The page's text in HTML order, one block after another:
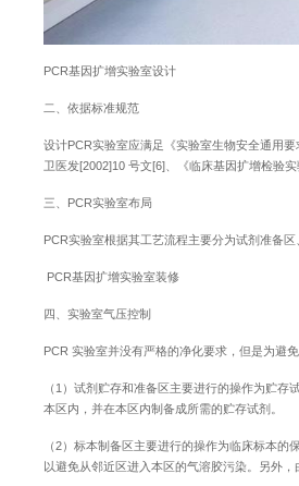
PCR基因扩增实验室设计
二、依据标准规范
设计PCR实验室应满足《实验室生物安全通用
卫医发[2002]10 号文[6]、《临床基因扩增检验
三、PCR实验室布局
PCR实验室根据其工艺流程主要分为试剂准备
PCR基因扩增实验室装修
四、实验室气压控制
PCR 实验室并没有严格的净化要求，但是为避
（1）试剂贮存和准备区主要进行的操作为贮
本区内，并在本区内制备成所需的贮存试剂。
（2）标本制备区主要进行的操作为临床标本
以避免从邻近区进入本区的气溶胶污染。另外